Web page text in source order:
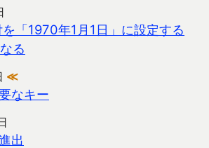
「1970年1月1日」に設定する
る
≪
なキー
出